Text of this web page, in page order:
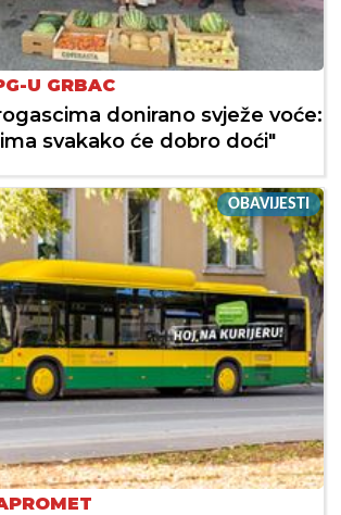
U GRBAC
donirano svježe voće:
svakako će dobro doći"
OBAVIJESTI